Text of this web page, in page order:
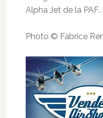
Alpha Jet de la
Photo © Fabrice